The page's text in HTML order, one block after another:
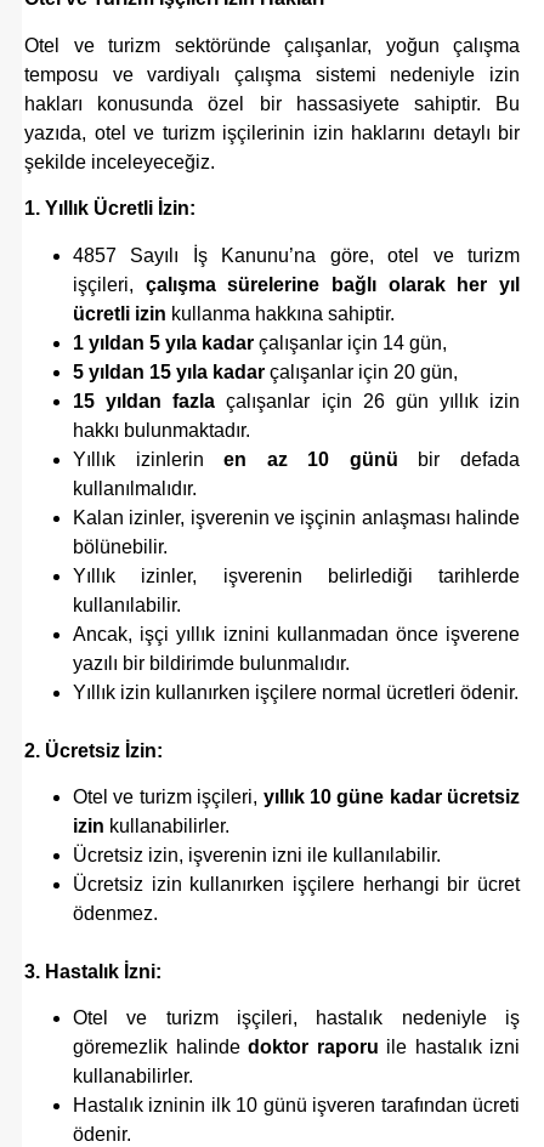
Otel ve turizm sektöründe çalışanlar, yoğun çalışma
temposu ve vardiyalı çalışma sistemi nedeniyle izin
hakları konusunda özel bir hassasiyete sahiptir. Bu
yazıda, otel ve turizm işçilerinin izin haklarını detaylı bir
şekilde inceleyeceğiz.
1. Yıllık Ücretli İzin:
4857 Sayılı İş Kanunu’na göre, otel ve turizm
işçileri, çalışma sürelerine bağlı olarak her yıl
ücretli izin kullanma hakkına sahiptir.
1 yıldan 5 yıla kadar çalışanlar için 14 gün,
5 yıldan 15 yıla kadar çalışanlar için 20 gün,
15 yıldan fazla çalışanlar için 26 gün yıllık izin
hakkı bulunmaktadır.
Yıllık izinlerinen az 10 günü bir defada
kullanılmalıdır.
Kalan izinler, işverenin ve işçinin anlaşması halinde
bölünebilir.
Yıllık izinler, işverenin belirlediği tarihlerde
kullanılabilir.
Ancak, işçi yıllık iznini kullanmadan önce işverene
yazılı bir bildirimde bulunmalıdır.
Yıllık izin kullanırken işçilere normal ücretleri ödenir.
2. Ücretsiz İzin:
Otel ve turizm işçileri, yıllık 10 güne kadar ücretsiz
izin kullanabilirler.
Ücretsiz izin, işverenin izni ile kullanılabilir.
Ücretsiz izin kullanırken işçilere herhangi bir ücret
ödenmez.
3. Hastalık İzni:
Otel ve turizm işçileri, hastalık nedeniyle iş
göremezlik halinde doktor raporu ile hastalık izni
kullanabilirler.
Hastalık izninin ilk 10 günü işveren tarafından ücreti
ödenir.